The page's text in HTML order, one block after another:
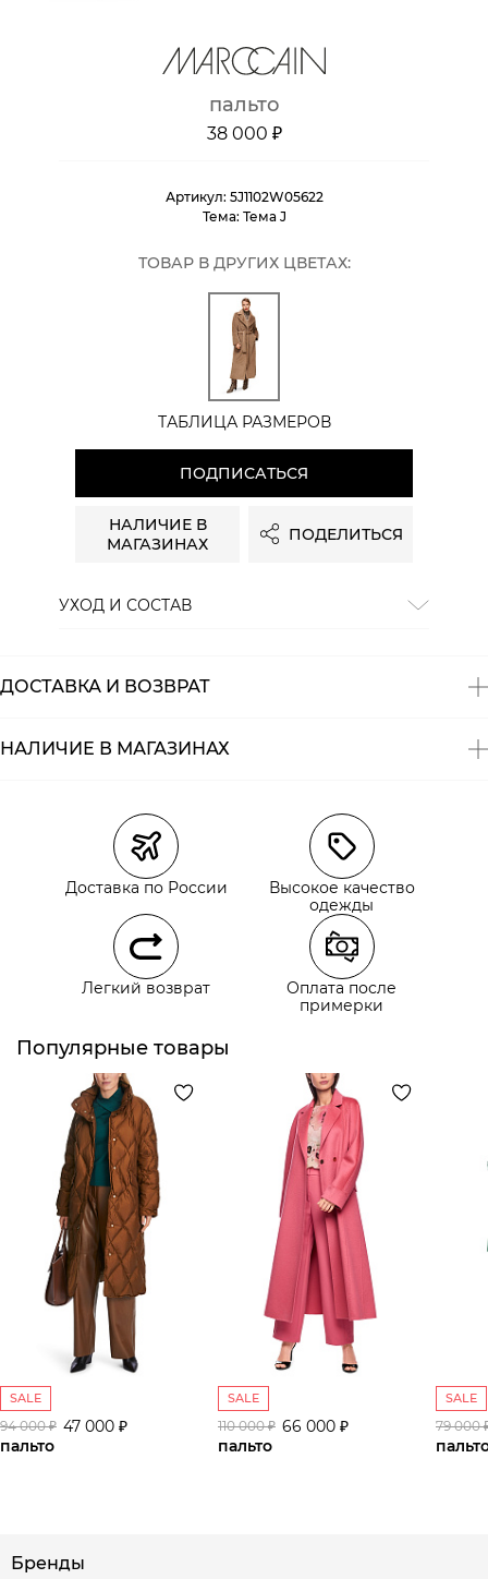
пальто
38 000 ₽
Артикул: 5J1102W05622
Тема: Тема J
ТОВАР В ДРУГИХ ЦВЕТАХ:
ТАБЛИЦА РАЗМЕРОВ
ПОДПИСАТЬСЯ
НАЛИЧИЕ В
МАГАЗИНАХ
ПОДЕЛИТЬСЯ
УХОД И СОСТАВ
ДОСТАВКА И ВОЗВРАТ
Курьерская доставка СДЭК
Самовывоз из пункта выдачи СДЭК
Самовывоз из наших магазинов
Самовывоз из пункта выдачи СДЭК
НАЛИЧИЕ В МАГАЗИНАХ
Доставка по России
Высокое качество
одежды
Легкий возврат
Оплата после
примерки
Популярные товары
SALE
94 000 ₽ 47 000 ₽
пальто
SALE
110 000 ₽ 66 000 ₽
пальто
SALE
79 000
Бренды